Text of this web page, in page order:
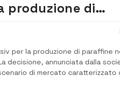
produzione di
europeo
per la produzione di paraffine
decisione, annunciata dalla
di mercato caratterizzato